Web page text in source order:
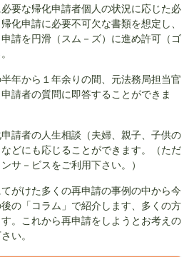
要な帰化申請者個人の状況に応じた必
化申請に必要不可欠な書類を想定し、
請を円滑（スム－ズ）に進め許可（ゴ
年から１年余りの間、元法務局担当官
請者の質問に即答することができま
請者の人生相談（夫婦、親子、子供の
どにも応じることができます。（ただ
サ－ビスをご利用下さい。）
がけた多くの再申請の事例の中から今
の「コラム」で紹介します、多くの方
。これから再申請をしようとお考えの
い。